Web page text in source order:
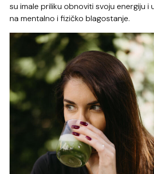
su imale priliku obnoviti svoju energiju i
na mentalno i fizičko blagostanje.